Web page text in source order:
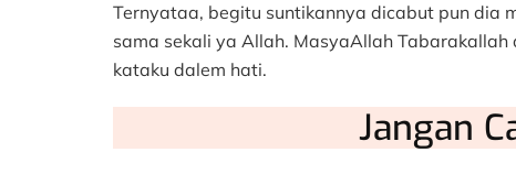
Ternyataa, begitu suntikannya dicabut pun dia
sama sekali ya Allah. MasyaAllah
kataku dalem hati.
Jangan